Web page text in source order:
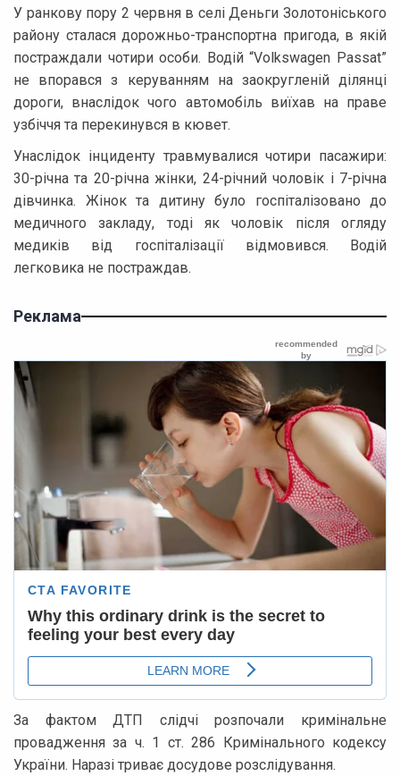
У ранкову пору 2 червня в селі Деньги Золотоніського
району сталася дорожньо-транспортна пригода, в якій
постраждали чотири особи. Водій “Volkswagen Passat”
не впорався з керуванням на заокругленій ділянці
дороги, внаслідок чого автомобіль виїхав на праве
узбіччя та перекинувся в кювет.
Унаслідок інциденту травмувалися чотири пасажири:
30-річна та 20-річна жінки, 24-річний чоловік і 7-річна
дівчинка. Жінок та дитину було госпіталізовано до
медичного закладу, тоді як чоловік після огляду
медиків від госпіталізації відмовився. Водій
легковика не постраждав.
Реклама
За фактом ДТП слідчі розпочали кримінальне
провадження за ч. 1 ст. 286 Кримінального кодексу
України. Наразі триває досудове розслідування.